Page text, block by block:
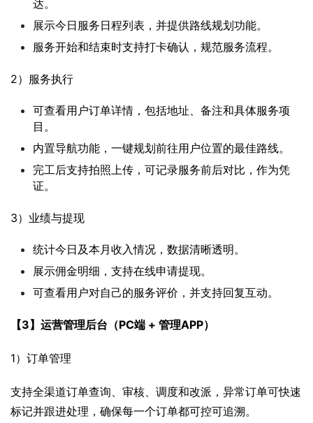
达。
展示今日服务日程列表，并提供路线规划功能。
服务开始和结束时支持打卡确认，规范服务流程。
2）服务执行
可查看用户订单详情，包括地址、备注和具体服务项
目。
内置导航功能，一键规划前往用户位置的最佳路线。
完工后支持拍照上传，可记录服务前后对比，作为凭
证。
3）业绩与提现
统计今日及本月收入情况，数据清晰透明。
展示佣金明细，支持在线申请提现。
可查看用户对自己的服务评价，并支持回复互动。
【3】运营管理后台（PC端 + 管理APP）
1）订单管理
支持全渠道订单查询、审核、调度和改派，异常订单可快速
标记并跟进处理，确保每一个订单都可控可追溯。